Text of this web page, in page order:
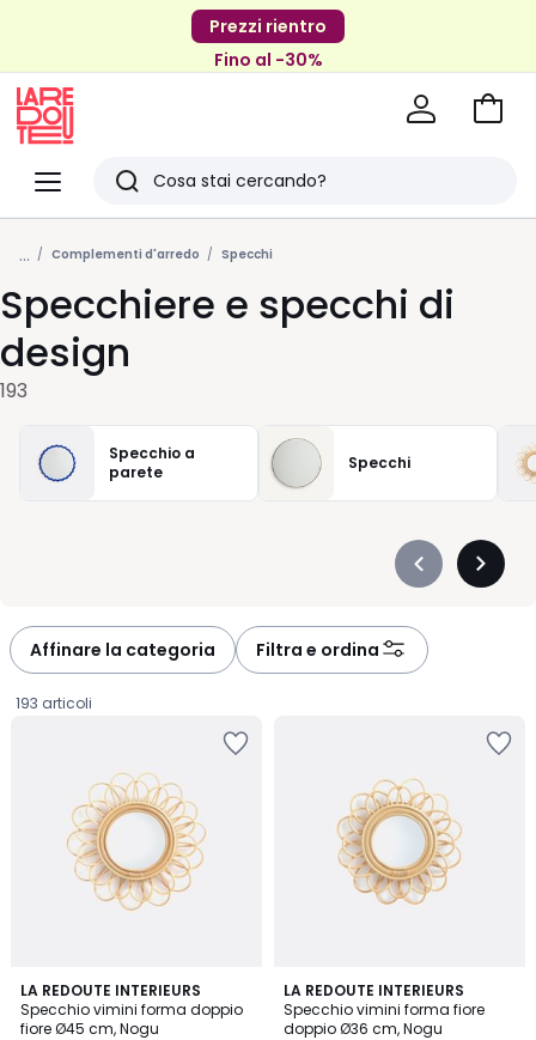
Prezzi rientro
Fino al -30%
Menu
Redoute
Ricerca
Ultimi
articoli
visti
Vai
... Complementi d'arredo Specchi
Specchiere e specchi di
design
193
Specchio a
parete
Specchi
Précédent
à
gauche
Affinare la categoria Filtra e ordina
193 articoli
LA REDOUTE INTERIEURS
Specchio vimini forma doppio
fiore Ø45 cm, Nogu
4.2
/ 5
LA REDOUTE INTERIEURS
Specchio vimini forma fiore
doppio Ø36 cm, Nogu
4.2
/ 5